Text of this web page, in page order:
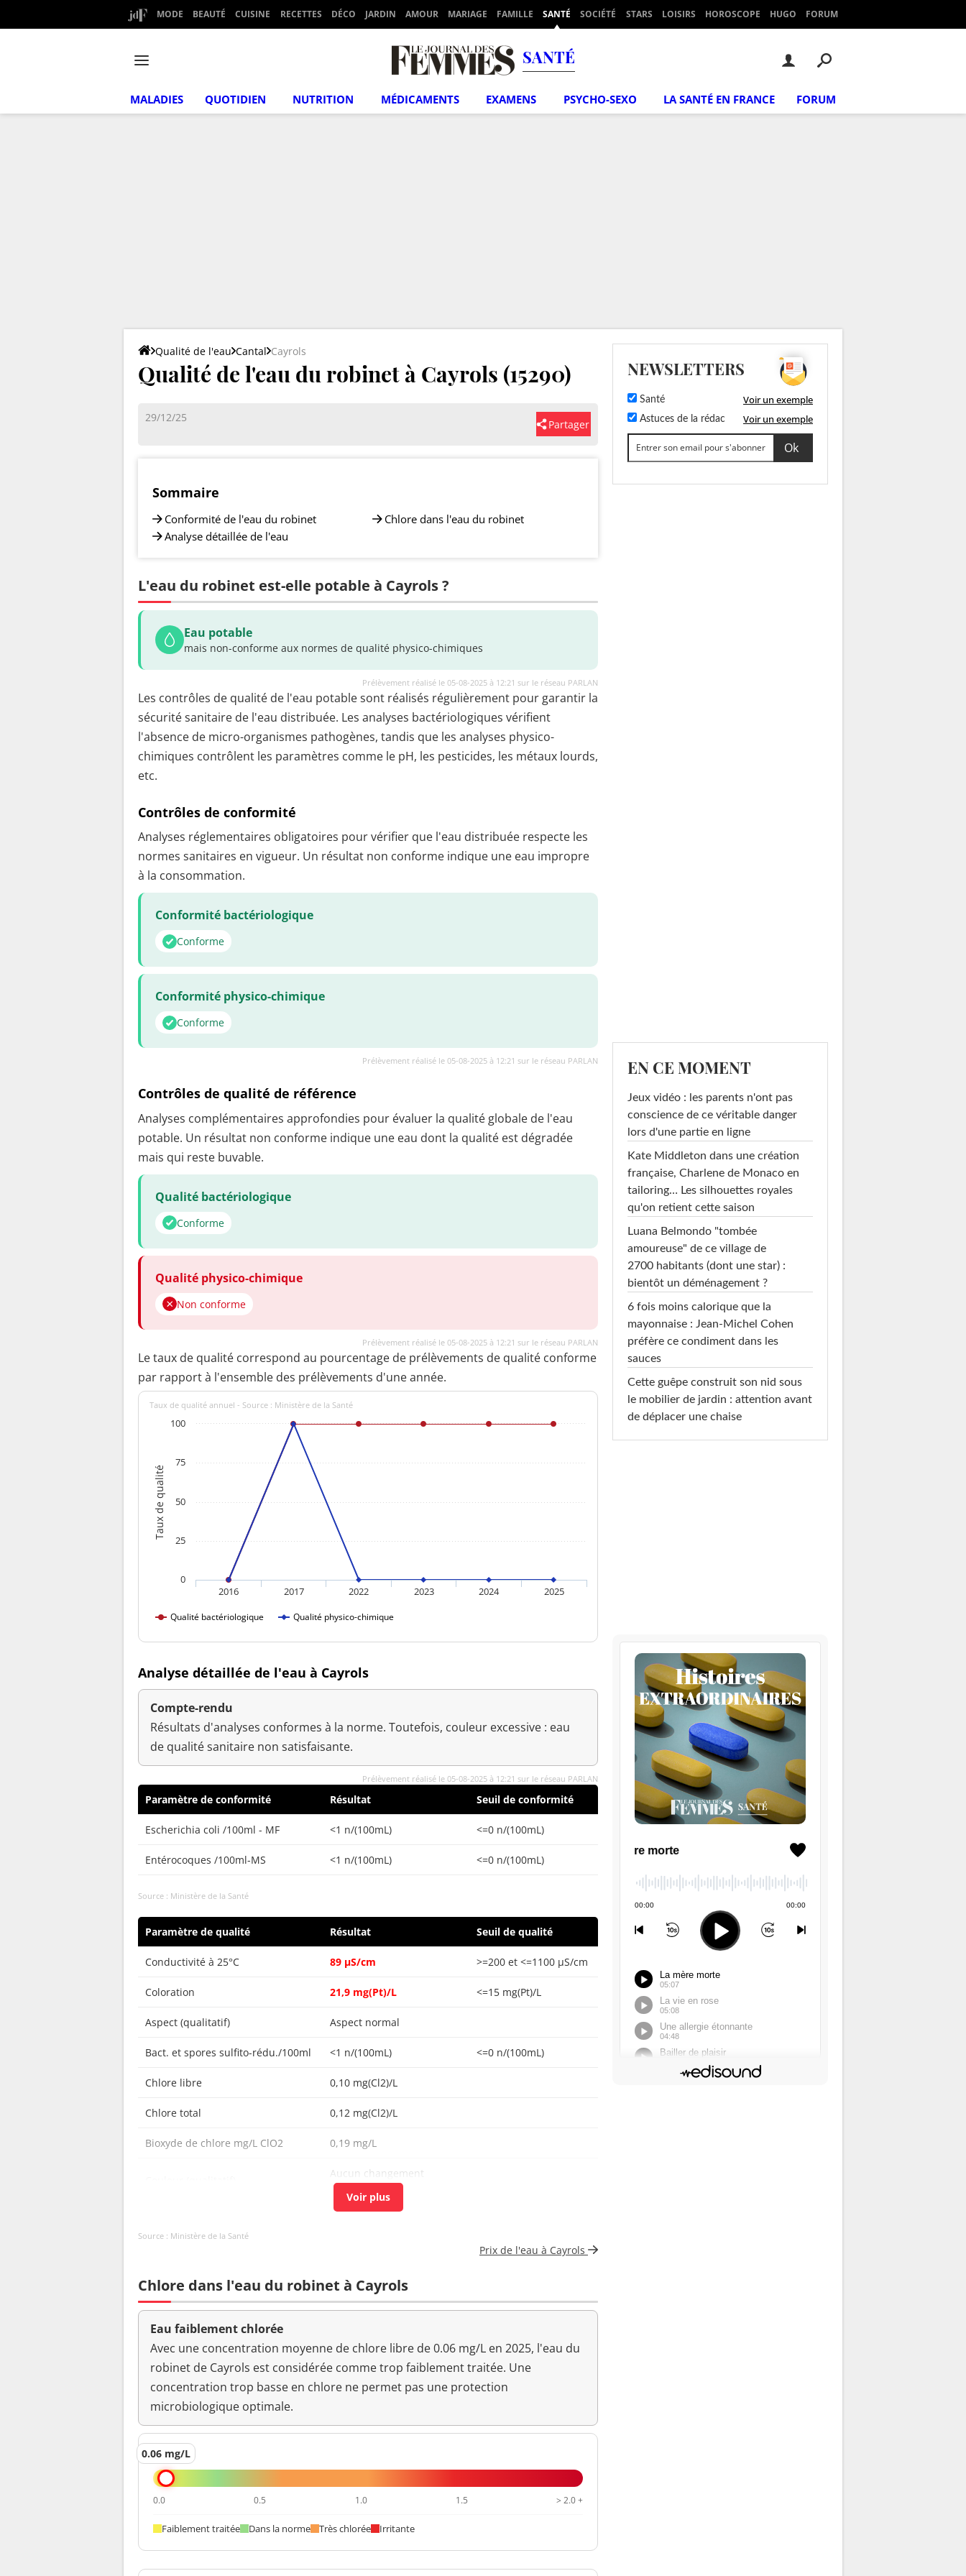
MODE BEAUTÉ CUISINE RECETTES DÉCO JARDIN AMOUR MARIAGE FAMILLE SANTÉ SOCIÉTÉ STARS LOISIRS HOROSCOPE HUGO FORUM
SANTÉ
MALADIES QUOTIDIEN NUTRITION MÉDICAMENTS EXAMENS PSYCHO-SEXO LA SANTÉ EN FRANCE FORUM
Qualité de l'eau Cantal Cayrols
Qualité de l'eau du robinet à Cayrols (15290)
29/12/25
Partager
Sommaire
Conformité de l'eau du robinet
Analyse détaillée de l'eau
Chlore dans l'eau du robinet
L'eau du robinet est-elle potable à Cayrols ?
Eau potable
mais non-conforme aux normes de qualité physico-chimiques
Prélèvement réalisé le 05-08-2025 à 12:21 sur le réseau PARLAN
Les contrôles de qualité de l'eau potable sont réalisés régulièrement pour garantir la
sécurité sanitaire de l'eau distribuée. Les analyses bactériologiques vérifient
l'absence de micro-organismes pathogènes, tandis que les analyses physico-
chimiques contrôlent les paramètres comme le pH, les pesticides, les métaux lourds,
etc.
Contrôles de conformité
Analyses réglementaires obligatoires pour vérifier que l'eau distribuée respecte les
normes sanitaires en vigueur. Un résultat non conforme indique une eau impropre
à la consommation.
Conformité bactériologique
Conforme
Conformité physico-chimique
Conforme
Prélèvement réalisé le 05-08-2025 à 12:21 sur le réseau PARLAN
Contrôles de qualité de référence
Analyses complémentaires approfondies pour évaluer la qualité globale de l'eau
potable. Un résultat non conforme indique une eau dont la qualité est dégradée
mais qui reste buvable.
Qualité bactériologique
Conforme
Qualité physico-chimique
Non conforme
Prélèvement réalisé le 05-08-2025 à 12:21 sur le réseau PARLAN
Le taux de qualité correspond au pourcentage de prélèvements de qualité conforme
par rapport à l'ensemble des prélèvements d'une année.
Taux de qualité
Taux de qualité annuel - Source : Ministère de la Santé
Qualité bactériologique Qualité physico-chimique
2016 2017 2022 2023 2024 2025
0
25
50
75
100
Analyse détaillée de l'eau à Cayrols
Compte-rendu
Résultats d'analyses conformes à la norme. Toutefois, couleur excessive : eau
de qualité sanitaire non satisfaisante.
Prélèvement réalisé le 05-08-2025 à 12:21 sur le réseau PARLAN
Paramètre de conformité Résultat Seuil de conformité
Escherichia coli /100ml - MF <1 n/(100mL) <=0 n/(100mL)
Entérocoques /100ml-MS <1 n/(100mL) <=0 n/(100mL)
Source : Ministère de la Santé
Paramètre de qualité Résultat Seuil de qualité
Conductivité à 25°C 89 µS/cm >=200 et <=1100 µS/cm
Coloration 21,9 mg(Pt)/L <=15 mg(Pt)/L
Aspect (qualitatif) Aspect normal
Bact. et spores sulfito-rédu./100ml <1 n/(100mL) <=0 n/(100mL)
Chlore libre 0,10 mg(Cl2)/L
Chlore total 0,12 mg(Cl2)/L
Bioxyde de chlore mg/L ClO2 0,19 mg/L
Aucun changement
anormal
Bact. aér. revivifiables à 36°-44h 2 n/mL
Ammonium (en NH4) 0,02 mg/L <=0,1 mg/L
Odeur (qualitatif)
anormal
pH 7,4 unité pH >=6,5 et <=9 unité pH
Saveur (qualitatif)
anormal
Température de l'eau
Turbidité néphélométrique NFU 0,72 NFU <=2 NFU
Source : Ministère de la Santé
Prix de l'eau à Cayrols
Chlore dans l'eau du robinet à Cayrols
Eau faiblement chlorée
Avec une concentration moyenne de chlore libre de 0.06 mg/L en 2025, l'eau du
robinet de Cayrols est considérée comme trop faiblement traitée. Une
concentration trop basse en chlore ne permet pas une protection
microbiologique optimale.
0.06 mg/L
0.0 0.5 1.0 1.5 > 2.0 +
Faiblement traitée Dans la norme Très chlorée Irritante
NEWSLETTERS
Santé Voir un exemple
Astuces de la rédac Voir un exemple
EN CE MOMENT
Jeux vidéo : les parents n'ont pas
conscience de ce véritable danger
lors d'une partie en ligne
Kate Middleton dans une création
française, Charlene de Monaco en
tailoring… Les silhouettes royales
qu'on retient cette saison
Luana Belmondo "tombée
amoureuse" de ce village de
2700 habitants (dont une star) :
bientôt un déménagement ?
6 fois moins calorique que la
mayonnaise : Jean-Michel Cohen
préfère ce condiment dans les
sauces
Cette guêpe construit son nid sous
le mobilier de jardin : attention avant
de déplacer une chaise